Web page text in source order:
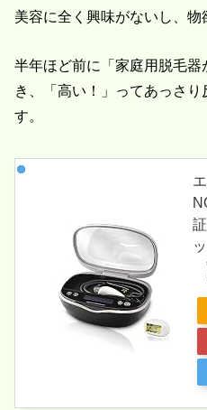
美容に全く興味がないし、物
半年ほど前に「家庭用脱毛
き、「高い！」ってあっさり
す。